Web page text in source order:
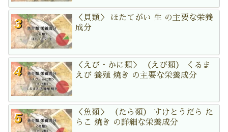
＜貝類＞ ほたてがい 生 の主要な栄養
成分
＜えび・かに類＞ （えび類） くるま
えび 養殖 焼き の主要な栄養成分
＜魚類＞ （たら類） すけとうだら た
らこ 焼き の詳細な栄養成分